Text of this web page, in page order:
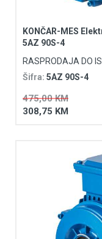
KONČAR-MES
5AZ 90S-4
RASPRODAJA DO
Šifra: 5AZ 90S-4
475,00 KM
308,75 KM